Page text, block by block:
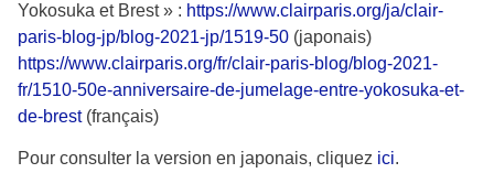
Yokosuka et Brest » : https://www.clairparis.org/ja/clair-
paris-blog-jp/blog-2021-jp/1519-50 (japonais)
https://www.clairparis.org/fr/clair-paris-blog/blog-2021-
fr/1510-50e-anniversaire-de-jumelage-entre-yokosuka-et-
de-brest(français)
Pour consulter la version en japonais, cliquez ici.